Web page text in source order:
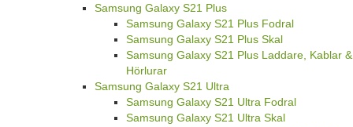
Samsung Galaxy S21 Plus
Samsung Galaxy S21 Plus Fodral
Samsung Galaxy S21 Plus Skal
Samsung Galaxy S21 Plus Laddare, Kablar &
Hörlurar
Samsung Galaxy S21 Ultra
Samsung Galaxy S21 Ultra Fodral
Samsung Galaxy S21 Ultra Skal